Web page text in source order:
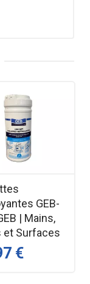
GEB-
| Mains,
et Surfaces
€